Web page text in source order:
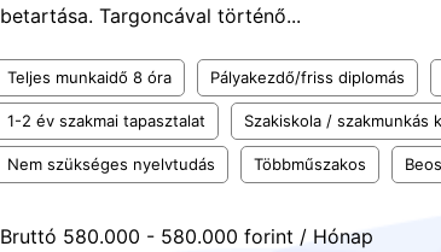
betartása. Targoncával történő...
Teljes munkaidő 8 óra Pályakezdő/friss diplomás
1-2 év szakmai tapasztalat Szakiskola / szakmunkás
Nem szükséges nyelvtudás Többműszakos
Bruttó 580.000 - 580.000 forint / Hónap